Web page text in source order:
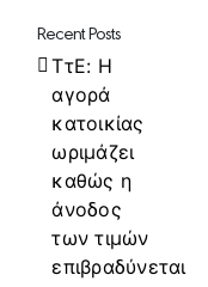
Recent Posts
ΤτΕ: Η
αγορά
κατοικίας
ωριμάζει
καθώς η
άνοδος
των τιμών
επιβραδύνεται